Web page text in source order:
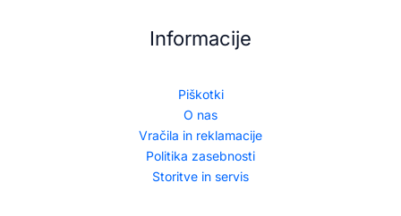
Informacije
Piškotki
O nas
Vračila in reklamacije
Politika zasebnosti
Storitve in servis